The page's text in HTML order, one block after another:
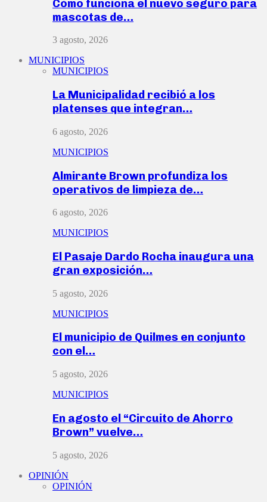
Cómo funciona el nuevo seguro para
mascotas de…
3 agosto, 2026
MUNICIPIOS
MUNICIPIOS
La Municipalidad recibió a los
platenses que integran…
6 agosto, 2026
MUNICIPIOS
Almirante Brown profundiza los
operativos de limpieza de…
6 agosto, 2026
MUNICIPIOS
El Pasaje Dardo Rocha inaugura una
gran exposición…
5 agosto, 2026
MUNICIPIOS
El municipio de Quilmes en conjunto
con el…
5 agosto, 2026
MUNICIPIOS
En agosto el “Circuito de Ahorro
Brown” vuelve…
5 agosto, 2026
OPINIÓN
OPINIÓN